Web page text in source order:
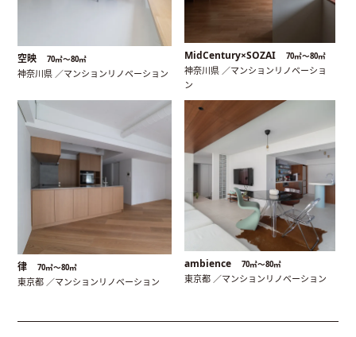
空映 70㎡〜80㎡
神奈川県 ／マンションリノベーション
MidCentury×SOZAI 70㎡〜80㎡
神奈川県 ／マンションリノベーショ
ン
律 70㎡〜80㎡
東京都 ／マンションリノベーション
ambience 70㎡〜80㎡
東京都 ／マンションリノベーション